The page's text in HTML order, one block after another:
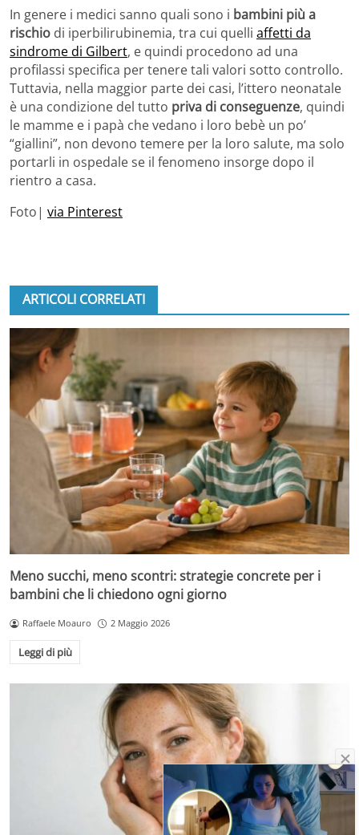
In genere i medici sanno quali sono i bambini più a
rischio di iperbilirubinemia, tra cui quelli affetti da
sindrome di Gilbert, e quindi procedono ad una
profilassi specifica per tenere tali valori sotto controllo.
Tuttavia, nella maggior parte dei casi, l’ittero neonatale
è una condizione del tutto priva di conseguenze, quindi
le mamme e i papà che vedano i loro bebè un po’
“giallini”, non devono temere per la loro salute, ma solo
portarli in ospedale se il fenomeno insorge dopo il
rientro a casa.
Foto| via Pinterest
ARTICOLI CORRELATI
Meno succhi, meno scontri: strategie concrete per i
bambini che li chiedono ogni giorno
Raffaele Moauro 2 Maggio 2026
Leggi di più